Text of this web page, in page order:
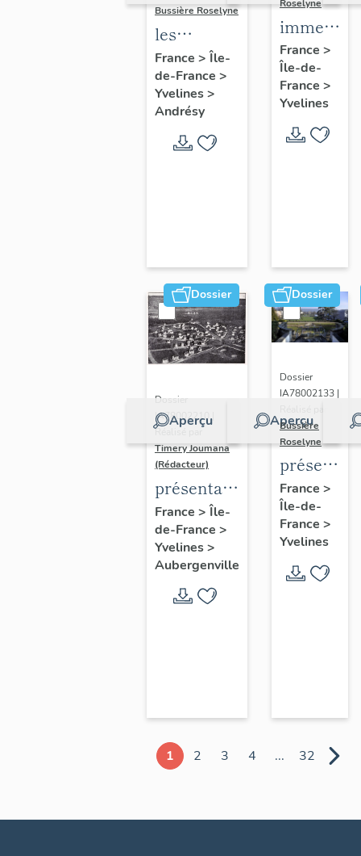
Bussière Roselyne
les
immeubles,
maisons et
fermes du
canton
d'Andrésy
France > Île-
de-France >
Yvelines>
Andrésy
Roselyne
maisons,
fermes
France >
Île-de-
France >
Yvelines
Dossier
Aperçu
Dossier
IA78002210 |
Réalisé par
Timery Joumana
(Rédacteur)
présentation
de l'étude
d'Elisabethville
France > Île-
de-France >
Yvelines>
Aubergenville
Dossier
Aperçu
Dossier
IA78002133 |
Bussière
Roselyne
du
diagnostic
et
France >
Île-de-
France >
Yvelines
1 2 3 4 ... 32